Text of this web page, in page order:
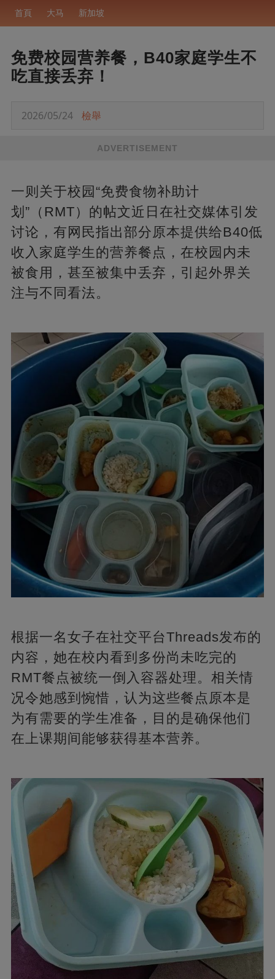
首頁 大马 新加坡
免费校园营养餐，B40家庭学生不
吃直接丢弃！
2026/05/24 檢舉
ADVERTISEMENT
一则关于校园“免费食物补助计
划”（RMT）的帖文近日在社交媒体引发
讨论，有网民指出部分原本提供给B40低
收入家庭学生的营养餐点，在校园内未
被食用，甚至被集中丢弃，引起外界关
注与不同看法。
根据一名女子在社交平台Threads发布的
内容，她在校内看到多份尚未吃完的
RMT餐点被统一倒入容器处理。相关情
况令她感到惋惜，认为这些餐点原本是
为有需要的学生准备，目的是确保他们
在上课期间能够获得基本营养。